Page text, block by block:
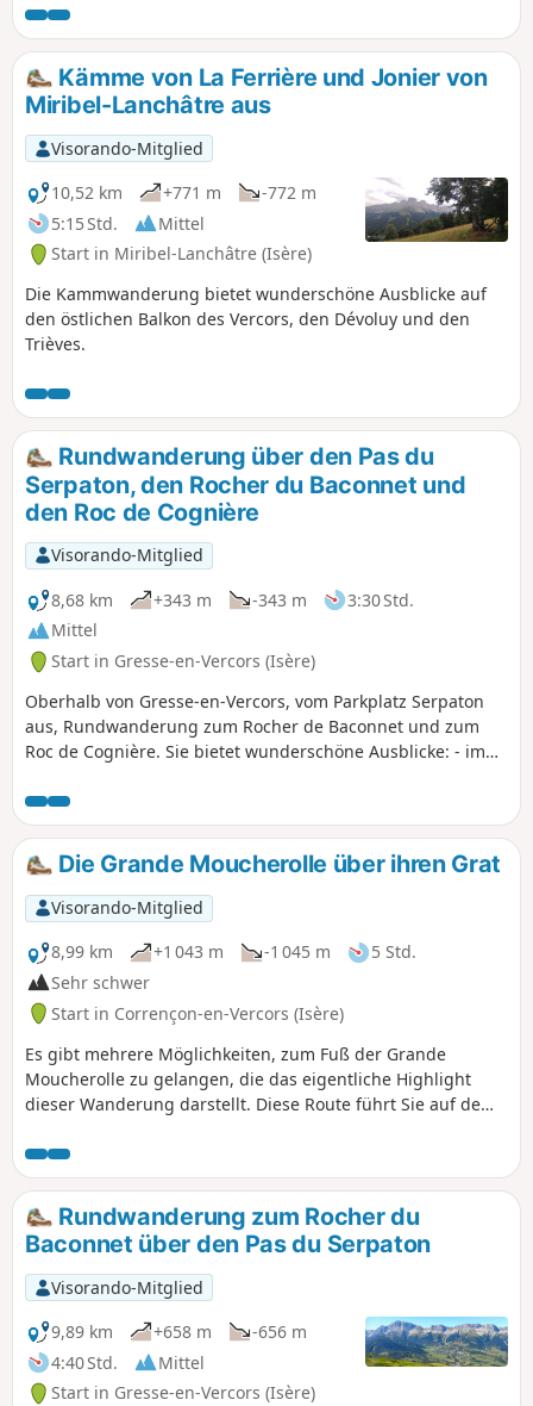
Dévoluy. Auf der anderen Seite bietet sich der Blick auf die
unberührte Weite der Hochebenen des Vercors. Die Route
führt an zwei Seltenheiten vorbei: den (wenig ergiebigen)
Quellen von Playe und Chau. Rückweg über den Pas de la
Ville, wo man vielleicht Steinböcke beobachten kann. Auf
dem Bauernhof kann man Bio-Käse kaufen, um nicht mit
leeren Händen nach Hause zu kommen.
Kämme von La Ferrière und Jonier von
Miribel-Lanchâtre aus
Visorando-Mitglied
10,52 km
+771 m
-772 m
5:15 Std.
Mittel
Start in Miribel-Lanchâtre (Isère)
Die Kammwanderung bietet wunderschöne Ausblicke auf
den östlichen Balkon des Vercors, den Dévoluy und den
Trièves.
Rundwanderung über den Pas du
Serpaton, den Rocher du Baconnet und
den Roc de Cognière
Visorando-Mitglied
8,68 km
+343 m -343 m
3:30 Std.
Mittel
Start in Gresse-en-Vercors (Isère)
Oberhalb von Gresse-en-Vercors, vom Parkplatz Serpaton
aus, Rundwanderung zum Rocher de Baconnet und zum
Roc de Cognière. Sie bietet wunderschöne Ausblicke: - im
im Süden auf den Mont Aiguille, - im Osten auf Monestier-
de-Clermont mit dem Tunnel und dem Viadukt der A51, den
Lac de Monteymard, die Corniche du Drac, die Écrins und
das Dévoluy.
Die Grande Moucherolle über ihren Grat
Visorando-Mitglied
8,99 km
+1 043 m -1 045 m
5 Std.
Sehr schwer
Start in Corrençon-en-Vercors (Isère)
Es gibt mehrere Möglichkeiten, zum Fuß der Grande
Moucherolle zu gelangen, die das eigentliche Highlight
dieser Wanderung darstellt. Diese Route führt Sie auf dem
in luftiger Höhe, die jedoch weder sehr technisch noch
gefährlich ist, mit einem Aufstieg über die Skipisten und
einem atemberaubenden Panorama oben angekommen.
Achtung: Diese Wanderung ist aufgrund der starken
Steigungen und einiger ausgesetzter Passagen für
durchschnittliche Wanderer als sehr schwierig eingestuft
(IBP = 111).
Rundwanderung zum Rocher du
Baconnet über den Pas du Serpaton
Visorando-Mitglied
9,89 km
+658 m
-656 m
4:40 Std.
Mittel
Start in Gresse-en-Vercors (Isère)